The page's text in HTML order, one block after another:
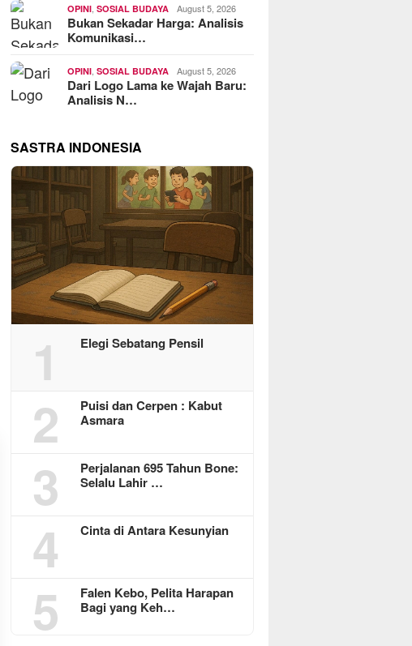
OPINI ,SOSIAL BUDAYA August 5, 2026
Bukan Sekadar Harga: Analisis
Komunikasi…
OPINI ,SOSIAL BUDAYA August 5, 2026
Dari Logo Lama ke Wajah Baru:
Analisis N…
SASTRA INDONESIA
1 Elegi Sebatang Pensil
2
Puisi dan Cerpen : Kabut
Asmara
3
Perjalanan 695 Tahun Bone:
Selalu Lahir …
4 Cinta di Antara Kesunyian
5
Falen Kebo, Pelita Harapan
Bagi yang Keh…